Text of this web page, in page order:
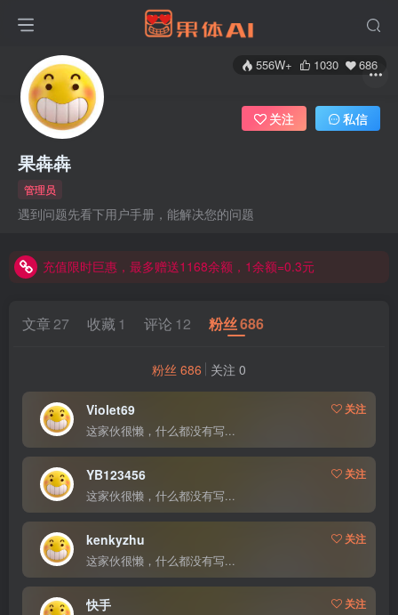
556W+ 1030 686
果犇犇
管理员
遇到问题先看下用户手册，能解决您的问题
关注 私信
充值限时巨惠，最多赠送1168余额，1余额=0.3元
文章27 收藏 1 评论 12 粉丝686
粉丝 686 关注 0
Violet69
关注
这家伙很懒，什么都没有写...
YB123456
关注
这家伙很懒，什么都没有写...
kenkyzhu
关注
这家伙很懒，什么都没有写...
快手
关注